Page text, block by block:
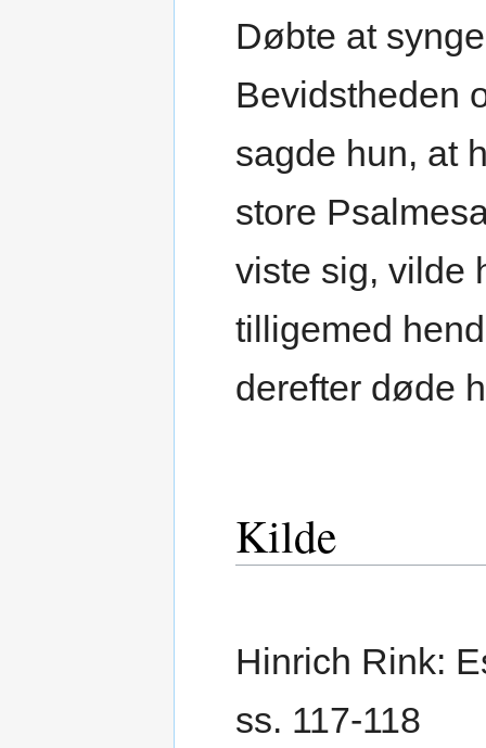
Døbte at
Bevidstheden
sagde hun, at
store
viste sig, vilde
tilligemed
derefter døde
Kilde
Hinrich Rink:
ss. 117-118